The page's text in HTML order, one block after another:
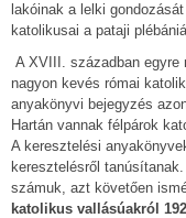
lakóinak a lelki
katolikusai a pataji
A XVIII. században egyre
nagyon kevés római
anyakönyvi bejegyzés
Hartán vannak félpárok
A keresztelési
keresztelésről
számuk, azt követően
katolikus vallásúakról